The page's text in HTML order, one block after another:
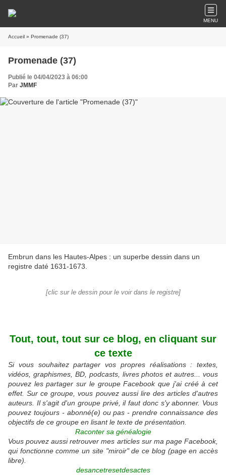
MENU
Accueil » Promenade (37)
Promenade (37)
Publié le 04/04/2023 à 06:00
Par JMMF
Embrun dans les Hautes-Alpes : un superbe dessin dans un
registre daté 1631-1673.
[clic sur le dessin pour le voir dans le registre]
Tout, tout, tout sur ce blog, en cliquant sur
ce texte
Si vous souhaitez partager vos propres réalisations : textes,
vidéos, graphismes, BD, podcasts, livres photos et autres... vous
pouvez les partager sur le groupe Facebook que j'ai créé à cet
effet. Sur ce groupe, vous pouvez aussi lire des articles d'autres
auteurs. Il s'agit d'un groupe privé, il faut donc s'y abonner. Vous
pouvez toujours - abonné(e) ou pas - prendre connaissance des
objectifs de ce groupe en lisant le texte de présentation.
Raconter sa généalogie
Vous pouvez aussi retrouver mes articles sur ma page Facebook,
qui fonctionne comme un site "miroir" de ce blog (page en accès
libre).
desancetresetdesactes